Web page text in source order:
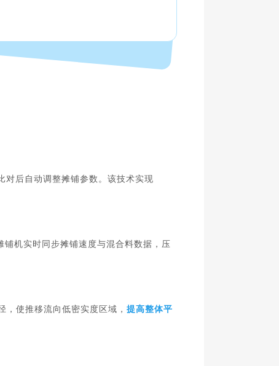
对后自动调整摊铺参数。该技术实现
机实时同步摊铺速度与混合料数据，压
，使推移流向低密实度区域，提高整体平